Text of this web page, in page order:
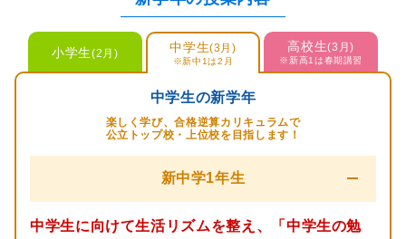
小学生(2月) 中学生(3月)
※新中1は2月
高校生(3月)
※新高1は春期講習
中学生の新学年
楽しく学び、合格逆算カリキュラムで
公立トップ校・上位校を目指します！
新中学1年生
中学生に向けて生活リズムを整え、「中学生の勉